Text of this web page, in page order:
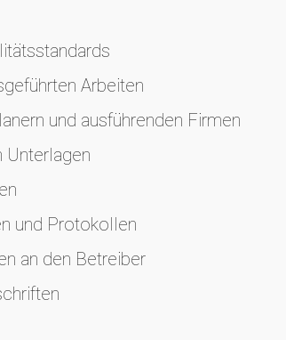
Arbeiten
und ausführenden Firmen
Unterlagen
und Protokollen
an den Betreiber